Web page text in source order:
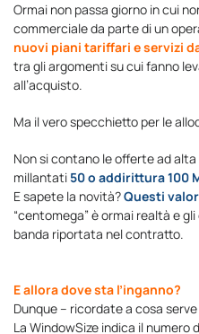
Ormai non passa giorno in cui
commerciale da parte di un
nuovi piani tariffari e servizi
tra gli argomenti su cui fanno
all’acquisto.
Ma il vero specchietto per le
Non si contano le offerte ad
millantati 50 o addirittura 100
E sapete la novità?Questi
“centomega” è ormai realtà e
banda riportata nel contratto.
E allora dove sta l’inganno?
Dunque – ricordate a cosa serve
La WindowSize indica il numero